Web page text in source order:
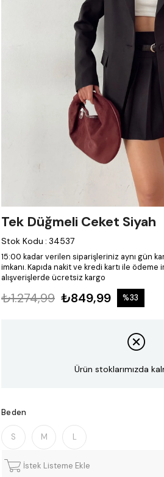
Tek Düğmeli Ceket Siyah
Stok Kodu : 34537
15:00 kadar verilen siparişleriniz aynı gün
imkanı.Kapıda nakit ve kredi kartı ile ödeme
alışverişlerde ücretsiz kargo
₺1.274,99 ₺849,99 %33
Ürün stoklarımızda
Beden
S M L
İstek Listeme Ekle